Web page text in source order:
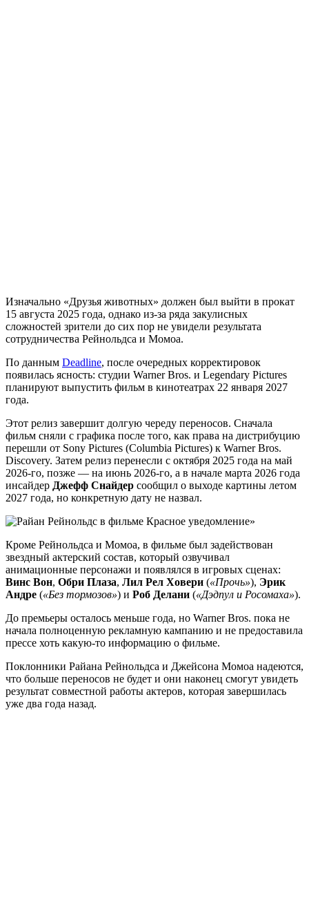
Изначально «Друзья животных» должен был выйти в прокат
15 августа 2025 года, однако из-за ряда закулисных
сложностей зрители до сих пор не увидели результата
сотрудничества Рейнольдса и Момоа.
По данным Deadline, после очередных корректировок
появилась ясность: студии Warner Bros. и Legendary Pictures
планируют выпустить фильм в кинотеатрах 22 января 2027
года.
Этот релиз завершит долгую череду переносов. Сначала
фильм сняли с графика после того, как права на дистрибуцию
перешли от Sony Pictures (Columbia Pictures) к Warner Bros.
Discovery. Затем релиз перенесли с октября 2025 года на май
2026-го, позже — на июнь 2026-го, а в начале марта 2026 года
инсайдер Джефф Снайдер сообщил о выходе картины летом
2027 года, но конкретную дату не назвал.
Кроме Рейнольдса и Момоа, в фильме был задействован
звездный актерский состав, который озвучивал
анимационные персонажи и появлялся в игровых сценах:
Винс Вон, Обри Плаза, Лил Рел Ховери («Прочь»), Эрик
Андре («Без тормозов») и Роб Делани («Дэдпул и Росомаха»).
До премьеры осталось меньше года, но Warner Bros. пока не
начала полноценную рекламную кампанию и не предоставила
прессе хоть какую-то информацию о фильме.
Поклонники Райана Рейнольдса и Джейсона Момоа надеются,
что больше переносов не будет и они наконец смогут увидеть
результат совместной работы актеров, которая завершилась
уже два года назад.